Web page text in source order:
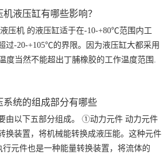
液压缸有哪些影响？
压机 的液压缸适于在-10-+80℃范围内工
过-20-+105℃的界限。因为液压缸大都采用
度当然不能超出丁脯橡胶的工作温度范围.
系统的组成部分有哪些
由以下五部分组成。 ①动力元件 动力元件
换装置，将机械能转换成液压能。这种元件
元件也是一种能量转换装置，将流体的